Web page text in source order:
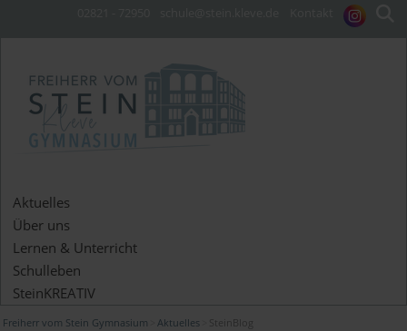
Aktuelles
Über uns
Lernen & Unterricht
Schulleben
SteinKREATIV
Freiherr vom Stein Gymnasium Aktuelles SteinBlog